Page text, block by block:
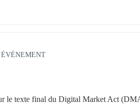
ÉVÉNEMENT
le texte final du Digital Market Act